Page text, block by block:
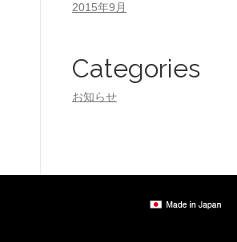
2015年9月
Categories
お知らせ